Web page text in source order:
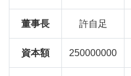
董事長 許自足
資本額 250000000